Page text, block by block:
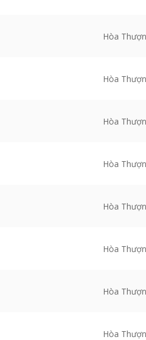
Hòa
Hòa
Hòa
Hòa
Hòa
Hòa
Hòa
Hòa